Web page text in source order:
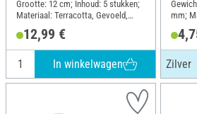
Grootte: 12 cm; Inhoud: 5 stukken;
Materiaal: Terracotta, Gevoeld,
12,99 €
In winkelwagen
mm;
Zilver